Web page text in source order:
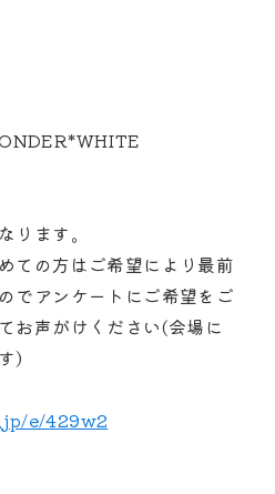
ます。
ての方はご希望により最前
でアンケートにご希望をご
お声がけください(会場に
)
e/429w2